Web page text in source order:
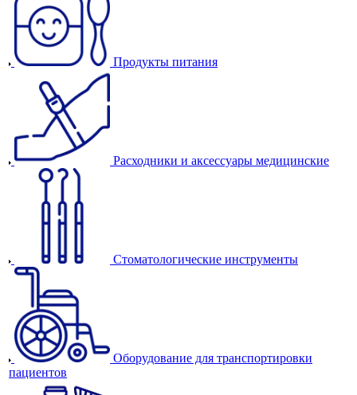
Продукты питания
Расходники и аксессуары медицинские
Стоматологические инструменты
Оборудование для транспортировки
пациентов